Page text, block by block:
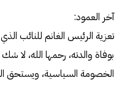
آخر العمود:
تعزية الرئيس الغانم للنائب
بوفاة والدته، رحمها الله، لا
الخصومة السياسية، ويستحق